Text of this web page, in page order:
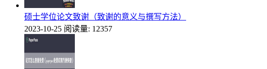
硕士学位论文致谢（致谢的意义与撰写方法）
2023-10-25 阅读量: 12357